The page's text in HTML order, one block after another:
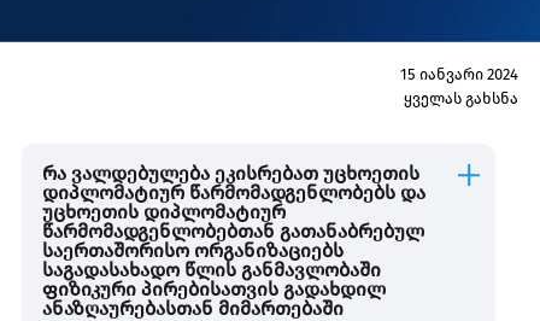
მიკრო ბიზნესი
ფიზიკური პირის ქონება
დამატებული ღირებულების გადასახადი
15 იანვარი 2024
ყველას გახსნა
რა ვალდებულება ეკისრებათ უცხოეთის
დიპლომატიურ წარმომადგენლობებს და
უცხოეთის დიპლომატიურ
წარმომადგენლობებთან გათანაბრებულ
საერთაშორისო ორგანიზაციებს
საგადასახადო წლის განმავლობაში
ფიზიკური პირებისათვის გადახდილ
ანაზღაურებასთან მიმართებაში